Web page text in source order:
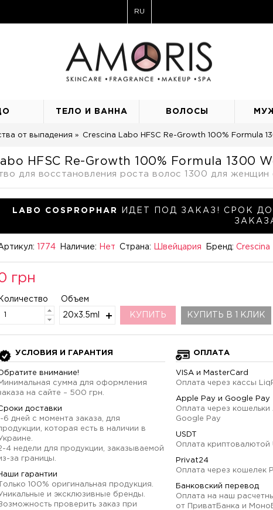
RU
ТЕЛО И ВАННА ВОЛОСЫ
от выпадения Crescina Labo HFSC Re-Growth 100% Formula
HFSC Re-Growth 100% Formula 1300
для восстановления роста волос 1300 для
LABO COSPROPHAR
ИДЕТ ПОД ЗАКАЗ! СРОК
1774 Наличие: Нет Страна: Швейцария Бренд:Crescina
грн
Количество Объем
20х3.5ml КУПИТЬ КУПИТЬ В 1 КЛИК
УСЛОВИЯ И ГАРАНТИЯ
внимание!
сумма для оформления
на сайте – 500 грн.
доставки
6 дней с момента заказа, для
которая есть в наличии в
4 недели для продукции, заказываемой
за границы.
гарантии
Только 100% оригинальная продукция.
и эксклюзивные бренды.
проверить заказ при
ОПЛАТА
VISA и MasterCard
Оплата через кассы
Apple Pay и Google Pay
Оплата через кошельки
Google Pay
USDT
Оплата криптовалютой
Privat24
Оплата через кошелек
Банковский перевод
Оплата на наш
от ПриватБанка и